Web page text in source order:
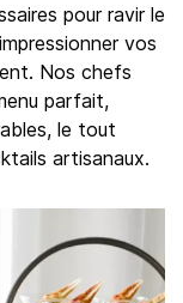
pour ravir le
vos
Nos chefs
parfait,
le tout
artisanaux.